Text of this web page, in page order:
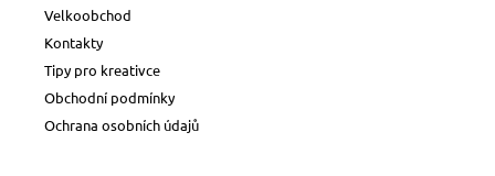
Velkoobchod
Kontakty
Tipy pro kreativce
Obchodní podmínky
Ochrana osobních údajů